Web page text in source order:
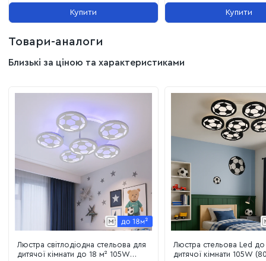
Купити Купити
Товари-аналоги
Близькі за ціною та характеристиками
Люстра світлодіодна стельова для
дитячої кімнати до 18 м² 105W
Люстра стельова Led до
дитячої кімнати 105W